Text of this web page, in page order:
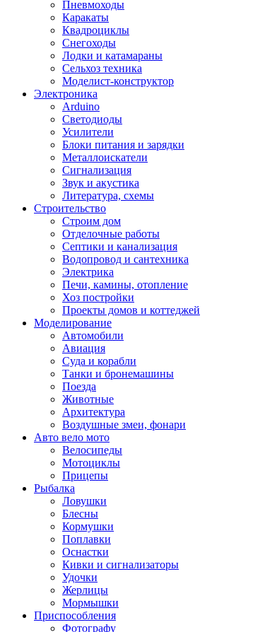
Пневмоходы
Каракаты
Квадроциклы
Снегоходы
Лодки и катамараны
Сельхоз техника
Моделист-конструктор
Электроника
Arduino
Светодиоды
Усилители
Блоки питания и зарядки
Металлоискатели
Сигнализация
Звук и акустика
Литература, схемы
Строительство
Строим дом
Отделочные работы
Септики и канализация
Водопровод и сантехника
Электрика
Печи, камины, отопление
Хоз постройки
Проекты домов и коттеджей
Моделирование
Автомобили
Авиация
Суда и корабли
Танки и бронемашины
Поезда
Животные
Архитектура
Воздушные змеи, фонари
Авто вело мото
Велосипеды
Мотоциклы
Прицепы
Рыбалка
Ловушки
Блесны
Кормушки
Поплавки
Оснастки
Кивки и сигнализаторы
Удочки
Жерлицы
Мормышки
Приспособления
Фотографу